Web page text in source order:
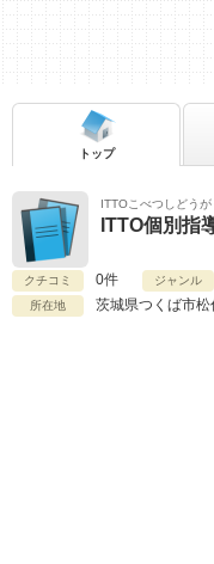
ITTOこべつしどう
ITTO個別指
クチコミ 0件 ジャンル
所在地 茨城県つくば市
トップ